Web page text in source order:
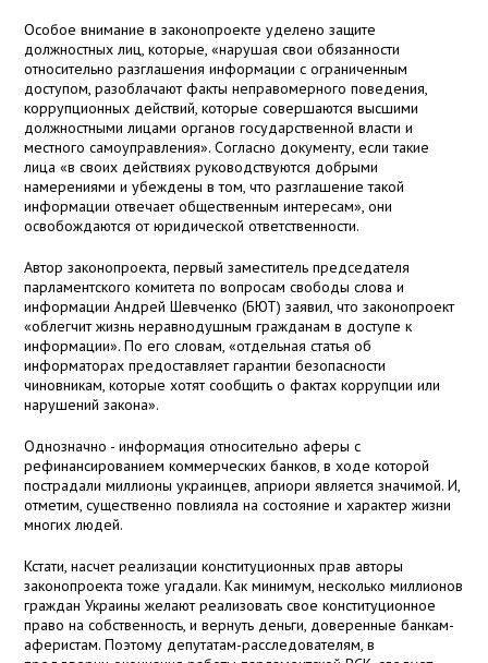
Особое внимание в законопроекте уделено защите
должностных лиц, которые, «нарушая свои обязанности
относительно разглашения информации с ограниченным
доступом, разоблачают факты неправомерного поведения,
коррупционных действий, которые совершаются высшими
должностными лицами органов государственной власти и
местного самоуправления». Согласно документу, если такие
лица «в своих действиях руководствуются добрыми
намерениями и убеждены в том, что разглашение такой
информации отвечает общественным интересам», они
освобождаются от юридической ответственности.
Автор законопроекта, первый заместитель председателя
парламентского комитета по вопросам свободы слова и
информации Андрей Шевченко (БЮТ) заявил, что законопроект
«облегчит жизнь неравнодушным гражданам в доступе к
информации». По его словам, «отдельная статья об
информаторах предоставляет гарантии безопасности
чиновникам, которые хотят сообщить о фактах коррупции или
нарушений закона».
Однозначно - информация относительно аферы с
рефинансированием коммерческих банков, в ходе которой
пострадали миллионы украинцев, априори является значимой. И,
отметим, существенно повлияла на состояние и характер жизни
многих людей.
Кстати, насчет реализации конституционных прав авторы
законопроекта тоже угадали. Как минимум, несколько миллионов
граждан Украины желают реализовать свое конституционное
право на собственность, и вернуть деньги, доверенные банкам-
аферистам. Поэтому депутатам-расследователям, в